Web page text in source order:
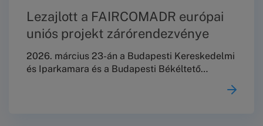
Lezajlott a FAIRCOMADR európai
uniós projekt zárórendezvénye
2026. március 23-án a Budapesti Kereskedelmi
és Iparkamara és a Budapesti Békéltető